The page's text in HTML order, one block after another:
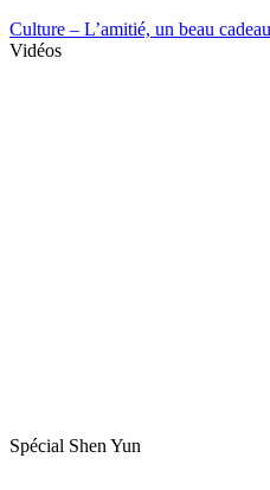
Culture – L’amitié, un beau
Vidéos
Spécial Shen Yun